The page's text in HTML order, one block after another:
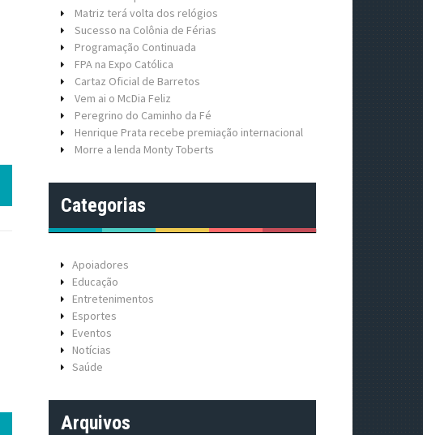
Matriz terá volta dos relógios
Sucesso na Colônia de Férias
Programação Continuada
FPA na Expo Católica
Cartaz Oficial de Barretos
Vem ai o McDia Feliz
Peregrino do Caminho da Fé
Henrique Prata recebe premiação internacional
Morre a lenda Monty Toberts
Categorias
Apoiadores
Educação
Entretenimentos
Esportes
Eventos
Notícias
Saúde
Arquivos